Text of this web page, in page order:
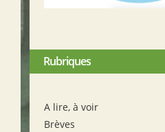
Rubriques
A lire, à voir
Brèves